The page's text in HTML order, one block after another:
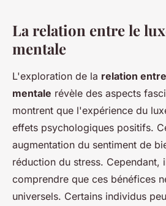
La relation entre le
mentale
L'exploration de la relation
mentale révèle des aspects
montrent que l'expérience du
effets psychologiques positifs.
augmentation du sentiment de
réduction du stress. Cependant,
comprendre que ces bénéfices
universels. Certains individus